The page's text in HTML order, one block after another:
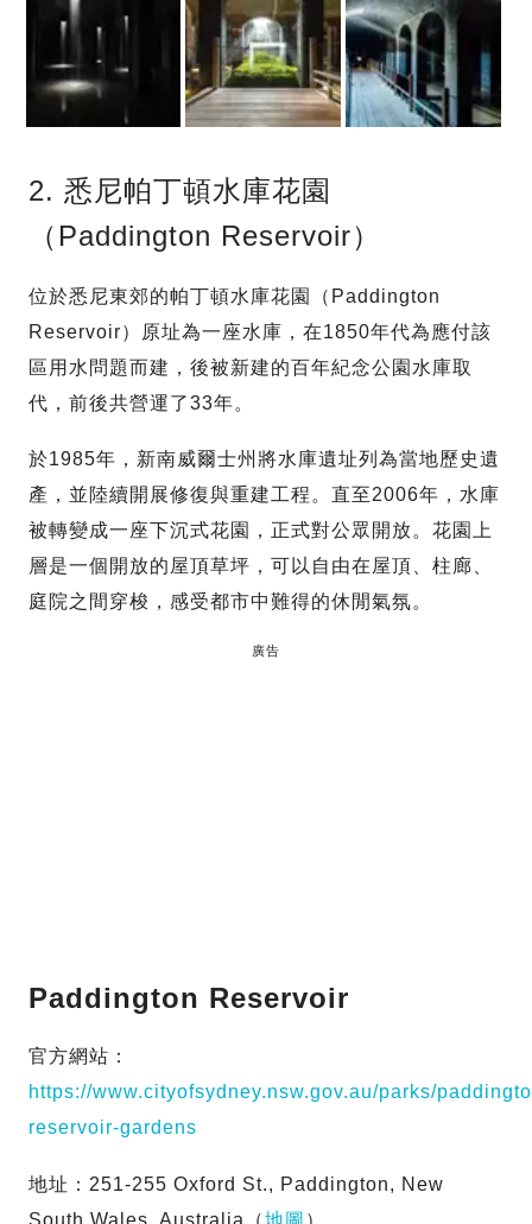
2. 悉尼帕丁頓水庫花園
（Paddington Reservoir）
位於悉尼東郊的帕丁頓水庫花園（Paddington
Reservoir）原址為一座水庫，在1850年代為應付該
區用水問題而建，後被新建的百年紀念公園水庫取
代，前後共營運了33年。
於1985年，新南威爾士州將水庫遺址列為當地歷史遺
產，並陸續開展修復與重建工程。直至2006年，水庫
被轉變成一座下沉式花園，正式對公眾開放。花園上
層是一個開放的屋頂草坪，可以自由在屋頂、柱廊、
庭院之間穿梭，感受都市中難得的休閒氣氛。
廣告
Paddington Reservoir
官方網站：
https://www.cityofsydney.nsw.gov.au/parks/
reservoir-gardens
地址：251-255 Oxford St., Paddington, New
South Wales, Australia（地圖 ）